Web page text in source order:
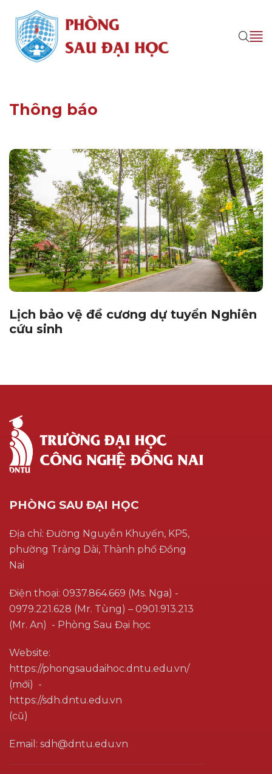
Thông báo
Lịch bảo vệ đề cương dự tuyển Nghiên
cứu sinh
PHÒNG SAU ĐẠI HỌC
Địa chỉ: Đường Nguyễn Khuyến, KP5,
phường Trảng Dài, Thành phố Đồng
Nai
Điện thoại: 0937.864.669 (Ms. Nga) -
0979.221.628 (Mr. Tùng) – 0901.913.213
(Mr. An) - Phòng Sau Đại học
Website:
https://phongsaudaihoc.dntu.edu.vn/
(mới) -
https://sdh.dntu.edu.vn
(cũ)
Email: sdh@dntu.edu.vn